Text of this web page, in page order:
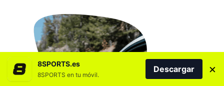
8SPORTS.es
8SPORTS en tu móvil.
Descargar ×